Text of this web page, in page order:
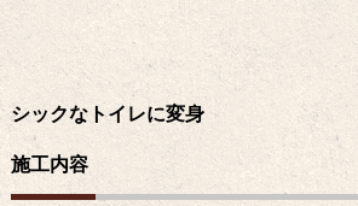
シックなトイレに変身
施工内容